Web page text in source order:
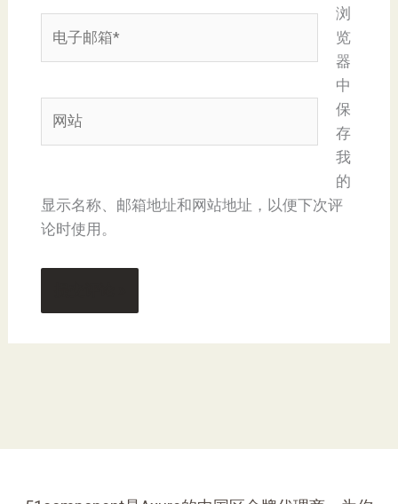
箱
站
浏
览
器
中
保
存
我
的
显示名称、邮箱地址和网站地址，以便下次评
论时使用。